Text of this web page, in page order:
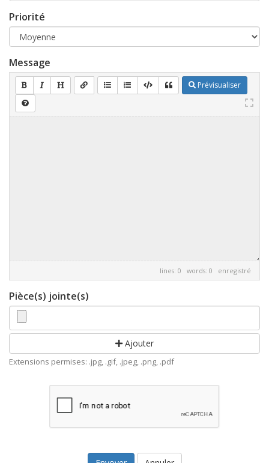
Priorité
Message
Prévisualiser
lines: 0 words: 0 enregistré
Pièce(s) jointe(s)
Ajouter
Extensions permises: .jpg, .gif, .jpeg, .png, .pdf